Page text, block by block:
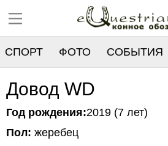
СПОРТ ФОТО СОБЫТИЯ
РЕЕСТР
Довод WD
Год рождения:2019 (7 лет)
Пол: жеребец